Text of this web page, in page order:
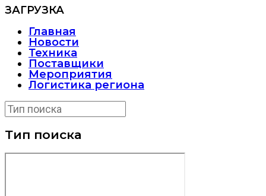
ЗАГРУЗКА
Главная
Новости
Техника
Поставщики
Мероприятия
Логистика региона
Тип поиска